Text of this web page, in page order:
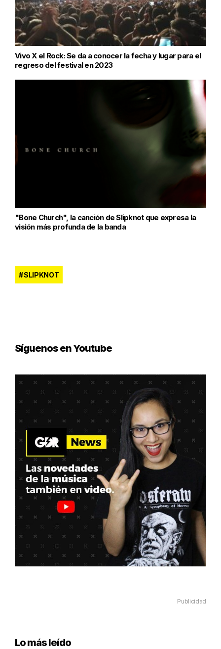
Vivo X el Rock: Se da a conocer la fecha y lugar para el
regreso del festival en 2023
"Bone Church", la canción de Slipknot que expresa la
visión más profunda de la banda
SLIPKNOT
Síguenos en Youtube
Publicidad
Lo más leído